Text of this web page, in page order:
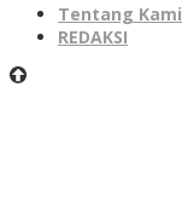
Tentang Kami
REDAKSI